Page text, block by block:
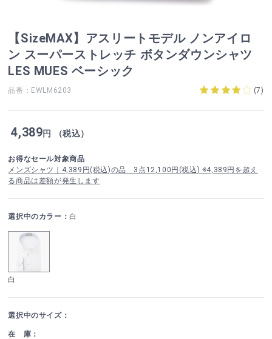
【SizeMAX】アスリートモデル ノンアイロ
ン スーパーストレッチ ボタンダウンシャツ
LES MUES ベーシック
品番：EWLM6203 (7)
4,389円 （税込）
お得なセール対象商品
メンズシャツ｜4,389円(税込)の品 3点12,100円(税込) ※4,389円を超え
る商品は差額が発生します
選択中のカラー： 白
白
選択中のサイズ：
在 庫：